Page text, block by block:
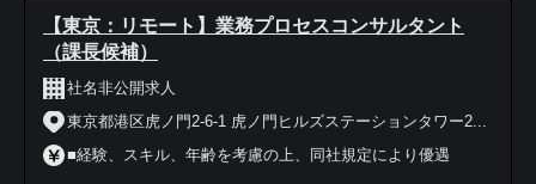
【東京：リモート】業務プロセスコンサルタント
（課長候補）
社名非公開求人
東京都港区虎ノ門2-6-1 虎ノ門ヒルズステーションタワー2...
■経験、スキル、年齢を考慮の上、同社規定により優遇